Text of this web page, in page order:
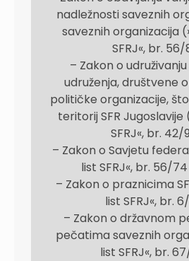
nadležnosti saveznih
saveznih organizacija
SFRJ«, br. 56/
– Zakon o
udruženja, društvene
političke organizacije,
teritorij SFR Jugoslavije
SFRJ«, br. 42/
– Zakon o Savjetu
list SFRJ«, br. 56/
– Zakon o praznicima
list SFRJ«, br.
– Zakon o državnom
pečatima saveznih
list SFRJ«, br.